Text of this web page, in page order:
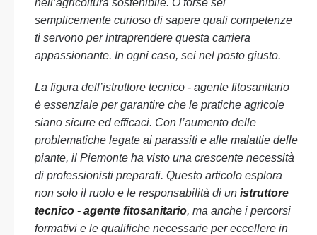
nell’agricoltura sostenibile. O forse sei
semplicemente curioso di sapere quali competenze
ti servono per intraprendere questa carriera
appassionante. In ogni caso, sei nel posto giusto.
La figura dell’istruttore tecnico - agente fitosanitario
è essenziale per garantire che le pratiche agricole
siano sicure ed efficaci. Con l’aumento delle
problematiche legate ai parassiti e alle malattie delle
piante, il Piemonte ha visto una crescente necessità
di professionisti preparati. Questo articolo esplora
non solo il ruolo e le responsabilità di un istruttore
tecnico - agente fitosanitario, ma anche i percorsi
formativi e le qualifiche necessarie per eccellere in